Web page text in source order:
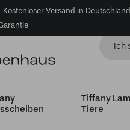
Kostenloser Versand in
Tiffany
Tiere
Lampenschirme